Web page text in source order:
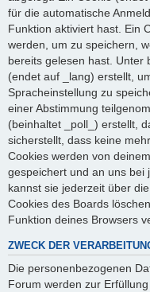
für die automatische
Funktion aktiviert hast. Ein
werden, um zu speichern,
bereits gelesen hast. Unter
(endet auf _lang) erstellt,
Spracheinstellung zu
einer Abstimmung
(beinhaltet _poll_) erstellt,
sicherstellt, dass keine
Cookies werden von
gespeichert und an uns bei
kannst sie jederzeit über
Cookies des Boards
Funktion deines Browsers
ZWECK DER
Die personenbezogenen
Forum werden zur